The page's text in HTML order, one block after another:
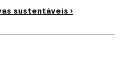
sustentáveis ›